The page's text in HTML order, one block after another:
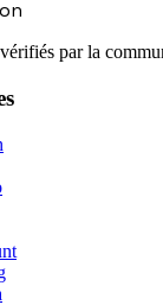
par la